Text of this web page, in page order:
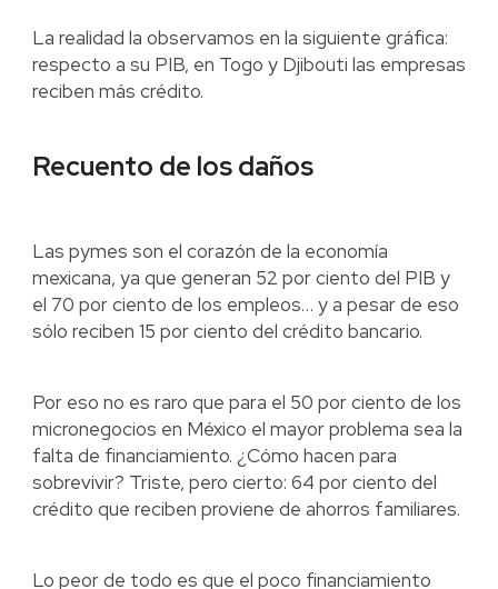
La realidad la observamos en la siguiente gráfica:
respecto a su PIB, en Togo y Djibouti las empresas
reciben más crédito.
Recuento de los daños
Las pymes son el corazón de la economía
mexicana, ya que generan 52 por ciento del PIB y
el 70 por ciento de los empleos… y a pesar de eso
sólo reciben 15 por ciento del crédito bancario.
Por eso no es raro que para el 50 por ciento de los
micronegocios en México el mayor problema sea la
falta de financiamiento. ¿Cómo hacen para
sobrevivir? Triste, pero cierto: 64 por ciento del
crédito que reciben proviene de ahorros familiares.
Lo peor de todo es que el poco financiamiento